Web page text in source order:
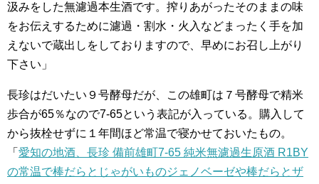
汲みをした無濾過本生酒です。搾りあがったそのままの味
をお伝えするために濾過・割水・火入などまったく手を加
えないで蔵出しをしておりますので、早めにお召し上がり
下さい」
長珍はだいたい９号酵母だが、この雄町は７号酵母で精米
歩合が65％なので7-65という表記が入っている。購入して
から抜栓せずに１年間ほど常温で寝かせておいたもの。
「 愛知の地酒、長珍 備前雄町7-65 純米無濾過生原酒 R1BY
の常温で棒だらとじゃがいものジェノベーゼや棒だらとザ